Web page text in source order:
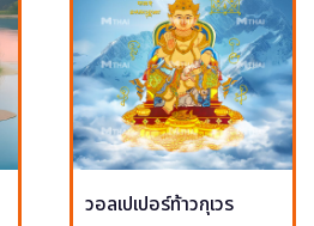
วอลเปเปอร์ท้าวกุเวร